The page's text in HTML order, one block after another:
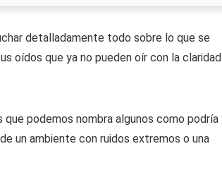
detalladamente todo sobre lo que se
oídos que ya no pueden oír con la
podemos nombra algunos como podría
un ambiente con ruidos extremos o una